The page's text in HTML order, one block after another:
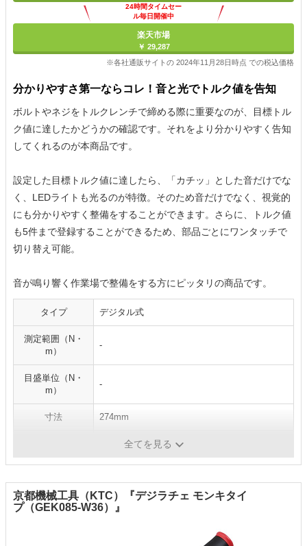
24時間タイムセー
ル毎日開催中
楽天市場
￥ 29,287
※各社通販サイトの 2024年11月28日時点 での税込価格
分かりやすさ第一ならコレ！音と光でトルク値を告知
ボルトやネジをトルクレンチで締める際に重要なのが、目標トル
ク値に達したかどうかの確認です。それをより分かりやすく告知
してくれるのが本商品です。
設定した目標トルク値に達したら、「カチッ」とした音だけでな
く、LEDライトも光るのが特徴。そのため音だけでなく、視覚的
にも分かりやすく整備をすることができます。さらに、トルク値
も5件まで登録することができるため、部品ごとにワンタッチで
切り替え可能。
音が鳴り響く作業場で整備をする方にピッタリの商品です。
タイプ デジタル式
測定範囲（N・
m）
-
目盛単位（N・
m）
-
寸法 274mm
0.59kg全てを見る
京都機械工具（KTC）『デジラチェ モンキタイ
プ（GEK085-W36）』